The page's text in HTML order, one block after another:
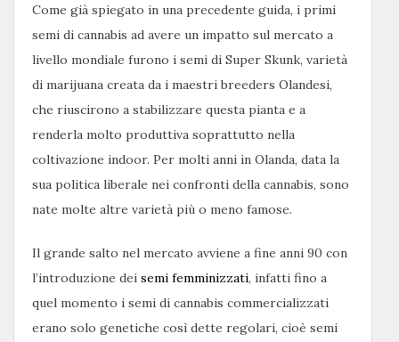
Come già spiegato in una precedente guida, i primi
semi di cannabis ad avere un impatto sul mercato a
livello mondiale furono i semi di Super Skunk, varietà
di marijuana creata da i maestri breeders Olandesi,
che riuscirono a stabilizzare questa pianta e a
renderla molto produttiva soprattutto nella
coltivazione indoor. Per molti anni in Olanda, data la
sua politica liberale nei confronti della cannabis, sono
nate molte altre varietà più o meno famose.
Il grande salto nel mercato avviene a fine anni 90 con
l’introduzione dei semi femminizzati, infatti fino a
quel momento i semi di cannabis commercializzati
erano solo genetiche così dette regolari, cioè semi